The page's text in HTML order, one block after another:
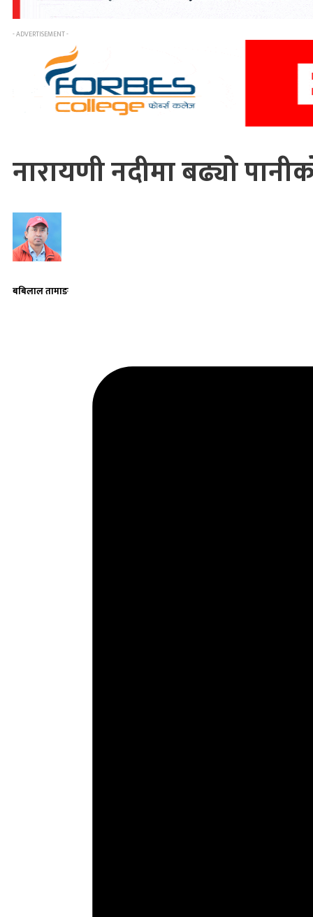
- ADVERTISEMENT -
नारायणी नदीमा बढ्यो
बबिलाल तामाङ